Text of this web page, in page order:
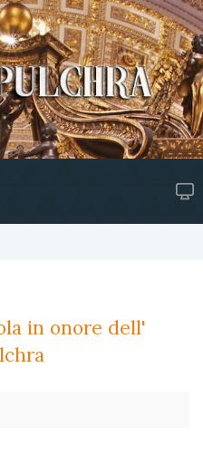
in onore dell'